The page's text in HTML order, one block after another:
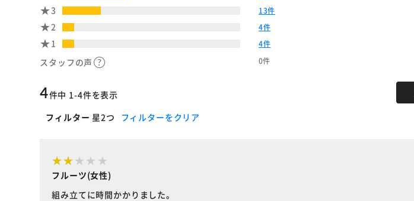
3 13件
2 4件
1 4件
スタッフの声 0件
4件中 1-4件を表示
フィルター 星2つ フィルターをクリア
フルーツ(女性)
組み立てに時間かかりました。